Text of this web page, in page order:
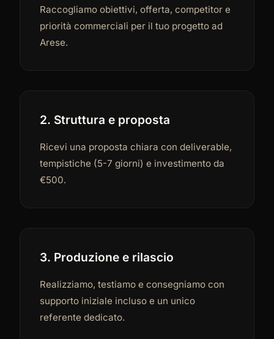
Raccogliamo obiettivi, offerta, competitor e
priorità commerciali per il tuo progetto ad
Arese.
2. Struttura e proposta
Ricevi una proposta chiara con deliverable,
tempistiche (5-7 giorni) e investimento da
€500.
3. Produzione e rilascio
Realizziamo, testiamo e consegniamo con
supporto iniziale incluso e un unico
referente dedicato.